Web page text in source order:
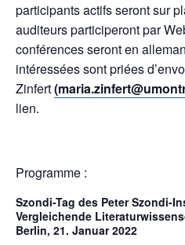
participants actifs seront sur
auditeurs participeront par
conférences seront en
intéressées sont priées
Zinfert
lien.
Programme :
Szondi-Tag des Peter Szondi-
Vergleichende
Berlin, 21. Januar 2022